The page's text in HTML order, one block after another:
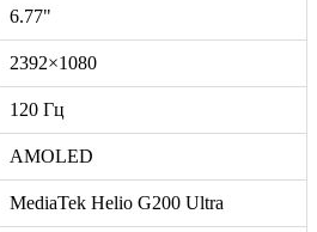
6.77"
2392×1080
120 Гц
AMOLED
MediaTek Helio G200 Ultra